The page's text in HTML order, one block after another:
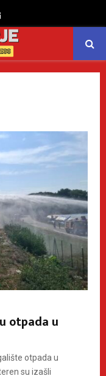
Email
otpada u
otpada u
su izašli